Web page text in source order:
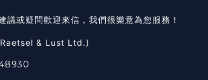
議或疑問歡迎來信，我們很樂意為您服務！
& Lust Ltd.)